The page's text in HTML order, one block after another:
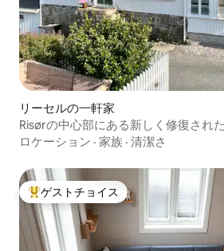
リーセルの一軒家
Risørの中心部にある新しく修復され
ロケーション · 家族 · 清潔さ
大好評のゲストチョイスです。
ゲストチョイス